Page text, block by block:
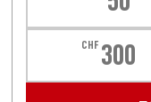
CHF 300